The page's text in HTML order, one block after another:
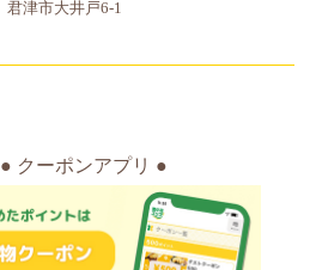
君津市大井戸6-1
● クーポンアプリ ●